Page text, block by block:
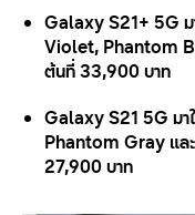
Galaxy S21+ 5G
Violet, Phantom
ต้นที่33,900 บาท
Galaxy S21 5G มา
Phantom Gray และ
27,900 บาท